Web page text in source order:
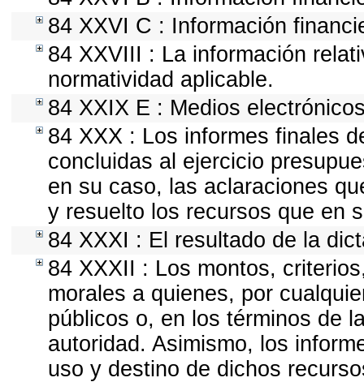
84 XXVI C : Información
84 XXVIII : La información
normatividad aplicable.
84 XXIX E : Medios
84 XXX : Los informes finales
concluidas al ejercicio
en su caso, las aclaraciones
y resuelto los recursos que en
84 XXXI : El resultado de la
84 XXXII : Los montos,
morales a quienes, por
públicos o, en los términos de
autoridad. Asimismo, los
uso y destino de dichos